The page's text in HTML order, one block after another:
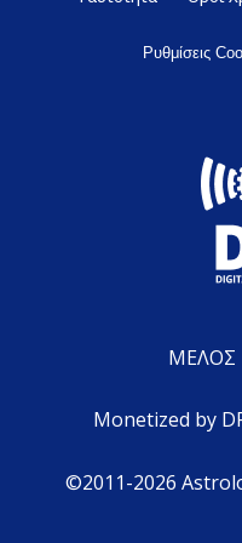
Ρυθμίσεις
ΜΕΛΟΣ
Monetized by
©2011-2026